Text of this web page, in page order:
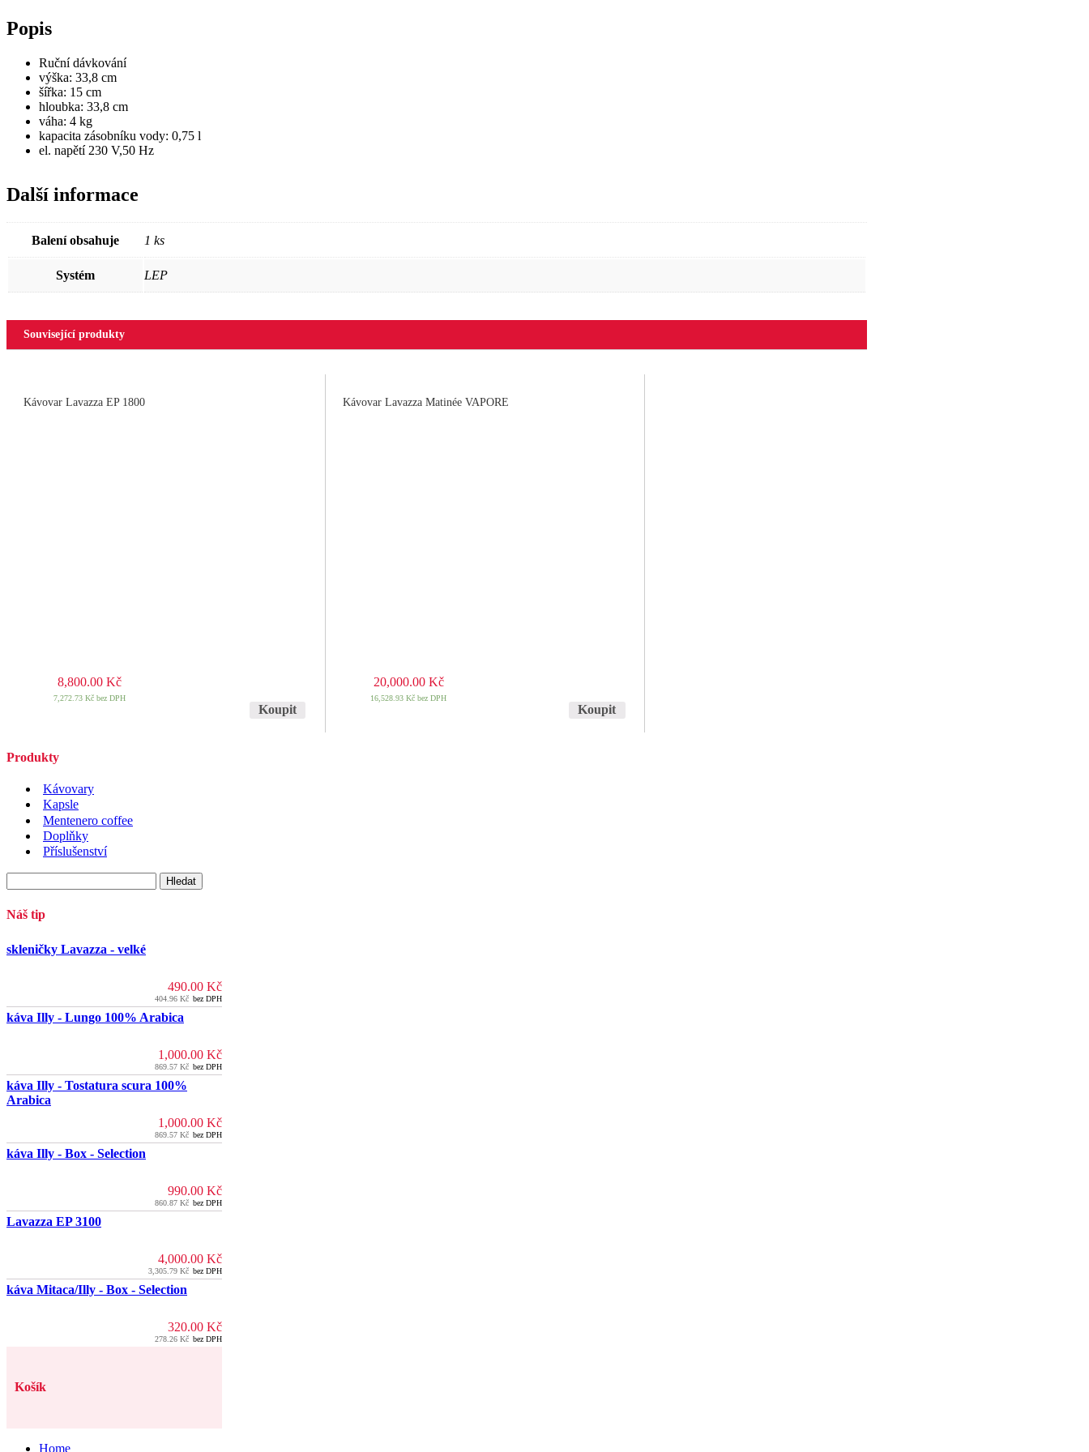
Popis
Ruční dávkování
výška: 33,8 cm
šířka: 15 cm
hloubka: 33,8 cm
váha: 4 kg
kapacita zásobníku vody: 0,75 l
el. napětí 230 V,50 Hz
Další informace
Balení obsahuje 1 ks
Systém LEP
Související produkty
Kávovar Lavazza EP 1800
8,800.00 Kč
7,272.73 Kčbez DPH
Koupit
Kávovar Lavazza Matinée VAPORE
20,000.00 Kč
16,528.93Kč bez DPH
Koupit
Produkty
Kávovary
Kapsle
Mentenero coffee
Doplňky
Příslušenství
Náš tip
skleničky Lavazza - velké
490.00 Kč
404.96 Kč bez DPH
káva Illy - Lungo 100% Arabica
1,000.00 Kč
869.57 Kč bez DPH
káva Illy - Tostatura scura 100%
Arabica
1,000.00 Kč
869.57 Kč bez DPH
káva Illy - Box - Selection
990.00 Kč
860.87 Kč bez DPH
Lavazza EP 3100
4,000.00 Kč
3,305.79 Kč bez DPH
káva Mitaca/Illy - Box - Selection
320.00 Kč
278.26 Kč bez DPH
Košík
Home